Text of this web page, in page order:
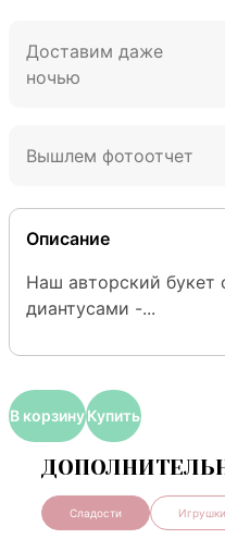
Доставим даже
ночью
Вышлем фотоотчет
Описание
Наш авторский
диантусами -...
В корзинуКупить
Сладости Игрушки